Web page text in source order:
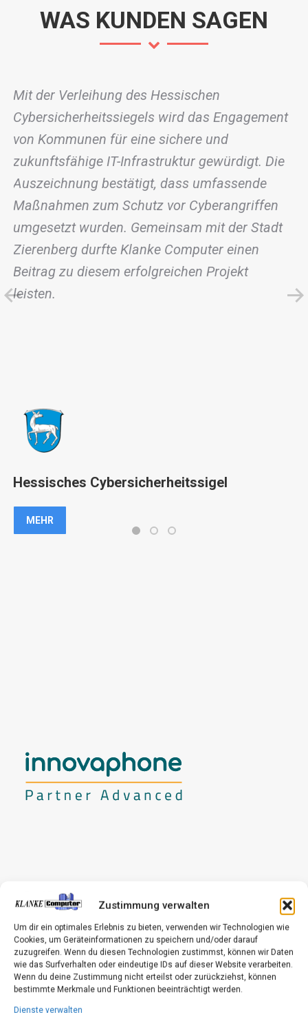
Zustimmung verwalten
Um dir ein optimales Erlebnis zu bieten, verwenden wir Technologien wie
Cookies, um Geräteinformationen zu speichern und/oder darauf
zuzugreifen. Wenn du diesen Technologien zustimmst, können wir Daten
wie das Surfverhalten oder eindeutige IDs auf dieser Website verarbeiten.
Wenn du deine Zustimmung nicht erteilst oder zurückziehst, können
bestimmte Merkmale und Funktionen beeinträchtigt werden.
Dienste verwalten
WAS KUNDEN SAGEN
Hessisches Cybersicherheitssigel
Mit der Verleihung des Hessischen
Cybersicherheitssiegels wird das Engagement
von Kommunen für eine sichere und
zukunftsfähige IT-Infrastruktur gewürdigt. Die
Auszeichnung bestätigt, dass umfassende
Maßnahmen zum Schutz vor Cyberangriffen
umgesetzt wurden. Gemeinsam mit der Stadt
Zierenberg durfte Klanke Computer einen
Beitrag zu diesem erfolgreichen Projekt
leisten.
MEHR